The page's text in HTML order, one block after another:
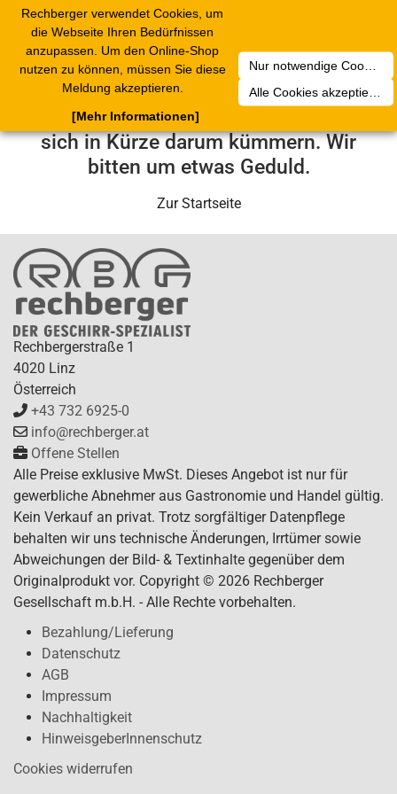
Rechberger verwendet Cookies, um
die Webseite Ihren Bedürfnissen
anzupassen. Um den Online-Shop
nutzen zu können, müssen Sie diese
Meldung akzeptieren.
Nur notwendige Cookies akzeptieren
Alle Cookies akzeptieren
[Mehr Informationen]
Leider ist ein technischer Fehler
aufgetreten. Unser Service-Team wird
sich in Kürze darum kümmern. Wir
bitten um etwas Geduld.
Zur Startseite
Rechbergerstraße 1
4020 Linz
Österreich
+43 732 6925-0
info@rechberger.at
Offene Stellen
Alle Preise exklusive MwSt. Dieses Angebot ist nur für
gewerbliche Abnehmer aus Gastronomie und Handel gültig.
Kein Verkauf an privat. Trotz sorgfältiger Datenpflege
behalten wir uns technische Änderungen, Irrtümer sowie
Abweichungen der Bild- & Textinhalte gegenüber dem
Originalprodukt vor. Copyright © 2026 Rechberger
Gesellschaft m.b.H. - Alle Rechte vorbehalten.
Bezahlung/Lieferung
Datenschutz
AGB
Impressum
Nachhaltigkeit
HinweisgeberInnenschutz
Cookies widerrufen